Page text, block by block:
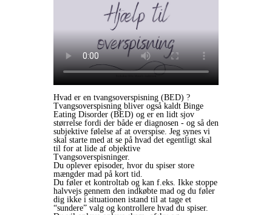
Hvad er en tvangsoverspisning (BED) ?
Tvangsoverspisning bliver også kaldt Binge
Eating Disorder (BED) og er en lidt sjov
størrelse fordi der både er diagnosen - og så den
subjektive følelse af at overspise. Jeg synes vi
skal starte med at se på hvad det egentligt skal
til for at lide af objektive
Tvangsoverspisninger.
Du oplever episoder, hvor du spiser store
mængder mad på kort tid.
Du føler et kontroltab og kan f.eks. Ikke stoppe
halvvejs gennem den indkøbte mad og du føler
dig ikke i situationen istand til at tage et
“sundere” valg og kontrollere hvad du spiser.